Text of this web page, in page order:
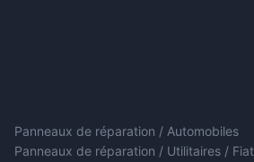
Panneaux de réparation / Automobiles
Panneaux de réparation / Utilitaires / Fiat